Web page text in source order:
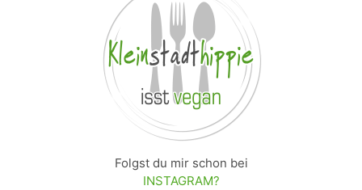
Folgst du mir schon bei
INSTAGRAM?